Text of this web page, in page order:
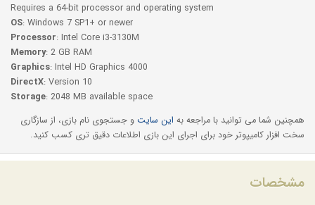
Requires a 64-bit processor and operating system
OS: Windows 7 SP1+ or newer
Processor: Intel Core i3-3130M
Memory: 2 GB RAM
Graphics: Intel HD Graphics 4000
DirectX: Version 10
Storage: 2048 MB available space
همچنین شما می توانید با مراجعه به این سایت و جستجوی نام بازی، از سازگاری
سخت افزار کامیپوتر خود برای اجرای این بازی اطلاعات دقیق تری کسب کنید.
مشخصات